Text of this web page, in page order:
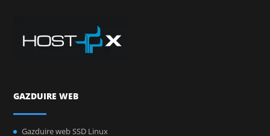
GAZDUIRE WEB
Gazduire web SSD Linux